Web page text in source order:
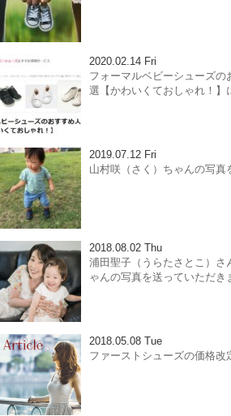
2020.02.14 Fri
フォーマルベビーシューズの
選【かわいくておしゃれ！】
2019.07.12 Fri
山村咲（さく）ちゃんの写真
2018.08.02 Thu
浦田聖子（うらたさとこ）さ
ゃんの写真を送っていただき
2018.05.08 Tue
ファーストシューズの価格改